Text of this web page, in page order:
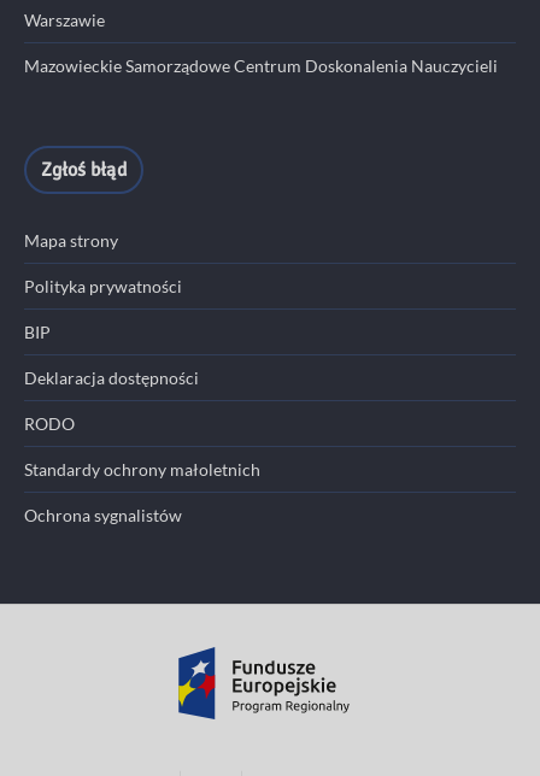
Warszawie
Mazowieckie Samorządowe Centrum Doskonalenia Nauczycieli
Zgłoś błąd
Mapa strony
Polityka prywatności
BIP
Deklaracja dostępności
RODO
Standardy ochrony małoletnich
Ochrona sygnalistów